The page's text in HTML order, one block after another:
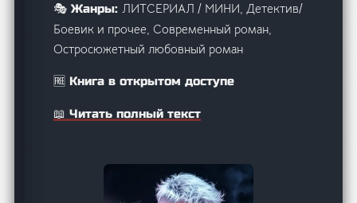
🎭 Жанры:ЛИТСЕРИАЛ / МИНИ, Детектив/
Боевик и прочее, Современный роман,
Остросюжетный любовный роман
🆓 Книга в открытом доступе
📖 Читать полный текст